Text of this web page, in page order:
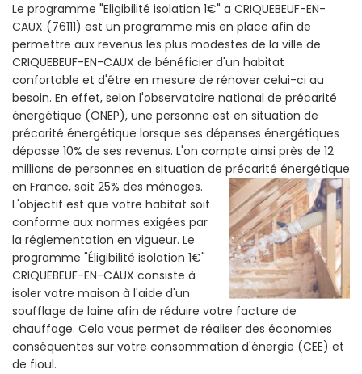
Le programme "Eligibilité isolation 1€" a CRIQUEBEUF-EN-
CAUX (76111) est un programme mis en place afin de
permettre aux revenus les plus modestes de la ville de
CRIQUEBEUF-EN-CAUX de bénéficier d'un habitat
confortable et d'être en mesure de rénover celui-ci au
besoin. En effet, selon l'observatoire national de précarité
énergétique (ONEP), une personne est en situation de
précarité énergétique lorsque ses dépenses énergétiques
dépasse 10% de ses revenus. L'on compte ainsi près de 12
millions de personnes en situation de précarité énergétique
en France, soit 25% des ménages.
L'objectif est que votre habitat soit
conforme aux normes exigées par
la réglementation en vigueur. Le
programme "Éligibilité isolation 1€"
CRIQUEBEUF-EN-CAUX consiste à
isoler votre maison à l'aide d'un
soufflage de laine afin de réduire votre facture de
chauffage. Cela vous permet de réaliser des économies
conséquentes sur votre consommation d'énergie (CEE) et
de fioul.